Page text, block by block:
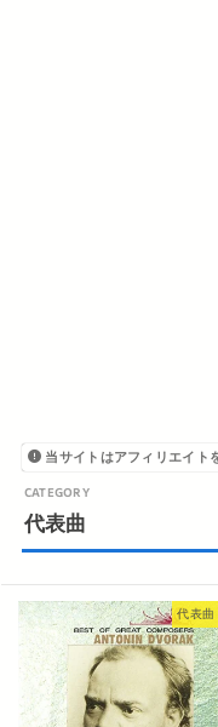
当サイトはアフィリエイト
代表曲
代表曲